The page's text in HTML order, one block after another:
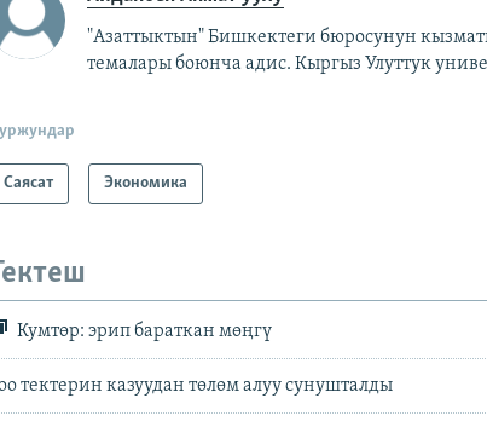
"Азаттыктын" Бишкектеги бюросунун
темалары боюнча адис. Кыргыз Улуттук
Саясат Экономика
Кумтөр: эрип бараткан мөңгү
тектерин казуудан төлөм алуу сунушталды